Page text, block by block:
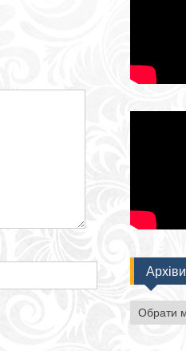
Архіви
Архіви